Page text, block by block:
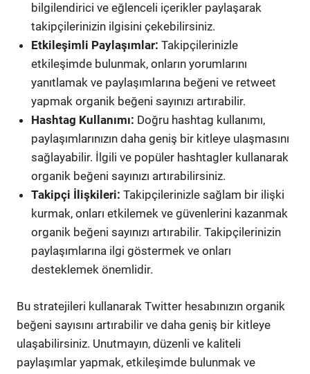
bilgilendirici ve eğlenceli içerikler paylaşarak
takipçilerinizin ilgisini çekebilirsiniz.
Etkileşimli Paylaşımlar: Takipçilerinizle
etkileşimde bulunmak, onların yorumlarını
yanıtlamak ve paylaşımlarına beğeni ve retweet
yapmak organik beğeni sayınızı artırabilir.
Hashtag Kullanımı: Doğru hashtag kullanımı,
paylaşımlarınızın daha geniş bir kitleye ulaşmasını
sağlayabilir. İlgili ve popüler hashtagler kullanarak
organik beğeni sayınızı artırabilirsiniz.
Takipçi İlişkileri: Takipçilerinizle sağlam bir ilişki
kurmak, onları etkilemek ve güvenlerini kazanmak
organik beğeni sayınızı artırabilir. Takipçilerinizin
paylaşımlarına ilgi göstermek ve onları
desteklemek önemlidir.
Bu stratejileri kullanarak Twitter hesabınızın organik
beğeni sayısını artırabilir ve daha geniş bir kitleye
ulaşabilirsiniz. Unutmayın, düzenli ve kaliteli
paylaşımlar yapmak, etkileşimde bulunmak ve